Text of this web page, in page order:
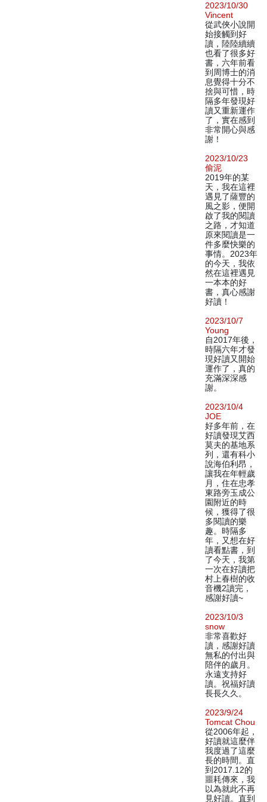
2023/10/30
Vincent
從武俠小說開
始接觸到好
讀，陸陸續續
也看了很多好
書，六年前看
到周博士的消
息覺得十分不
捨與可惜，時
隔多年發現好
讀又重新運作
了，實在感到
非常開心與感
謝！
2023/10/23
偷泥
2019年的某
天，我在這裡
遇見了薩豐的
風之影，便開
啟了我的閱讀
之路，才知道
原來閱讀是一
件多麼快樂的
事情。2023年
的今天，我依
然在這裡遇見
一本本的好
書，真心感謝
好讀！
2023/10/7
Young
自2017年後，
時隔六年才發
現好讀又開始
運作了，真的
充滿深深感
謝。
2023/10/4
JOE
好多年前，在
好讀發現艾西
莫夫的基地系
列，還有科小
說海伯利昂，
讓我在年輕歲
月，住在忠孝
東路旁玉成公
園附近的時
候，獲得了很
多閱讀的樂
趣。時隔多
年，又想在好
讀看點書，到
了今天，我第
一次在好讀把
村上春樹的收
音機2讀完，
感謝好讀~
2023/10/3
snow
非常喜歡好
讀，感謝好讀
無私的付出與
陪伴的歲月。
永遠支持好
讀。祝福好讀
長長久久。
2023/9/24
Tomcat Chou
從2006年起，
好讀就這麼伴
我度過了這麼
長的時間。直
到2017.12的
噩耗傳來，我
以為就此不再
見好讀。直到